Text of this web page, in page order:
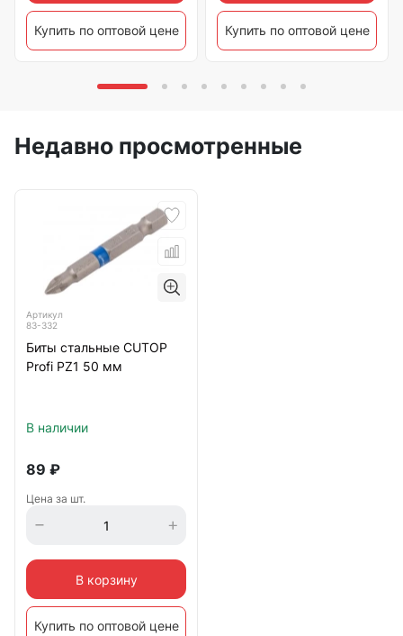
Купить по оптовой цене Купить по оптовой цене
Недавно просмотренные
Артикул
83-332
Биты стальные CUTOP
Profi PZ1 50 мм
В наличии
89 ₽
Цена за шт.
В корзину
Купить по оптовой цене